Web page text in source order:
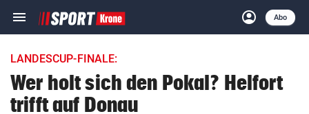
menu Navigation
ein-/ausklappen
account_circle
Anmelden
Abo
close Schließen
account_circle Anmelden
LANDESCUP-FINALE:
Wer holt sich den Pokal? Helfort
trifft auf Donau